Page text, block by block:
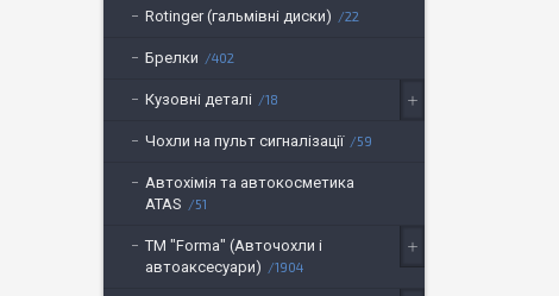
Rotinger (гальмівні диски) 22
Брелки 402
Кузовні деталі 18
Чохли на пульт сигналізації 59
Автохімія та автокосметика
ATAS
51
ТМ "Forma" (Авточохли і
автоаксесуари)
1904